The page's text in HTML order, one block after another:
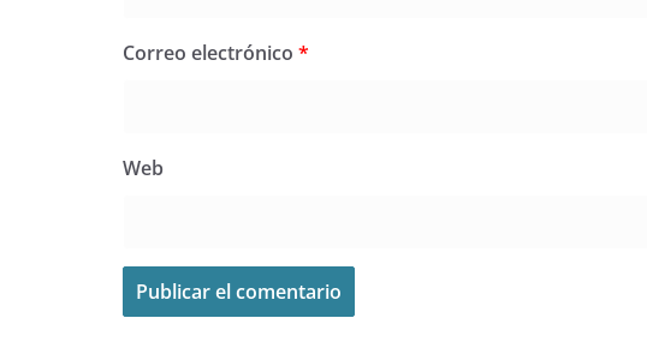
Correo electrónico *
Web